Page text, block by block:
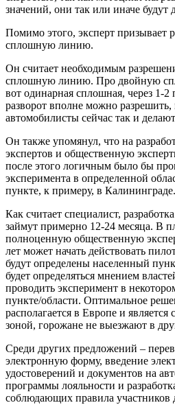
значений, они так или иначе будут
Помимо этого, эксперт призывает
сплошную линию.
Он считает необходимым
сплошную линию. Про двойную
вот одинарная сплошная, через 1-
разворот вполне можно разрешить,
автомобилисты сейчас так и
Он также упомянул, что на
экспертов и общественную
после этого логичным было бы
эксперимента в определенной
пункте, к примеру, в Калининграде.
Как считает специалист,
займут примерно 12-24 месяца. В
полноценную общественную
лет может начать действовать
будут определены населенный
будет определяться мнением
проводить эксперимент в
пункте/области. Оптимальное
располагается в Европе и является
зоной, горожане не выезжают в
Среди других предложений –
электронную форму, введение
удостоверений и документов на
программы лояльности и
соблюдающих правила участников